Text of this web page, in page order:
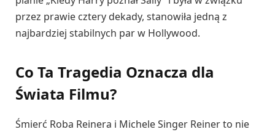
przez prawie cztery dekady, stanowiła jedną z
najbardziej stabilnych par w Hollywood.
Co Ta Tragedia Oznacza dla
Świata Filmu?
Śmierć Roba Reinera i Michele Singer Reiner to nie